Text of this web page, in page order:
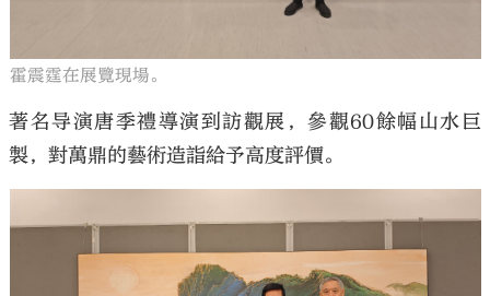
霍震霆在展覽現場。
著名导演唐季禮導演到訪觀展，參觀60餘幅山水巨
製，對萬鼎的藝術造詣給予高度評價。